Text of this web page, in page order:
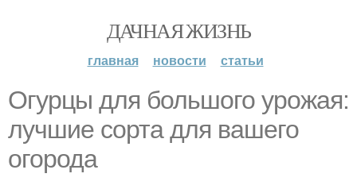
ДАЧНАЯ ЖИЗНЬ
главная новости статьи
Огурцы для большого урожая:
лучшие сорта для вашего
огорода